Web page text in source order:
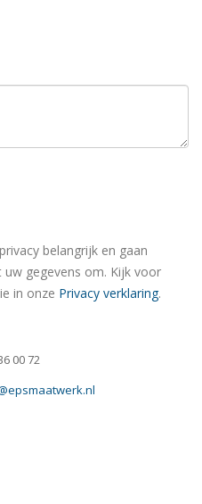
belangrijk en gaan
uw gegevens om. Kijk voor
in onze Privacy verklaring.
00 72